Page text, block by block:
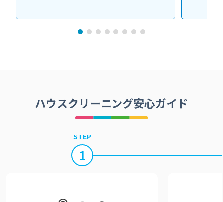
ハウスクリーニング安心ガイド
STEP
1